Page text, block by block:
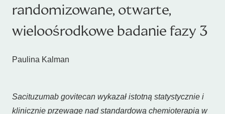
randomizowane, otwarte,
wieloośrodkowe badanie fazy 3
Paulina Kalman
Sacituzumab govitecan wykazał istotną statystycznie i
klinicznie przewagę nad standardową chemioterapią w